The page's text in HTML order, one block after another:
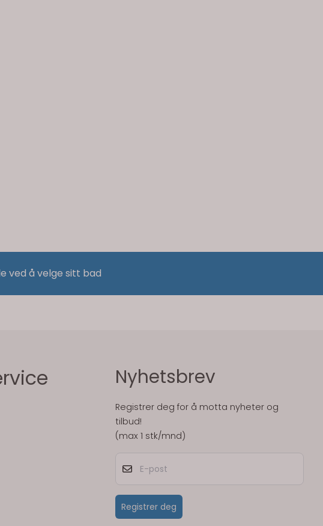
ved å velge sitt bad
Nyhetsbrev
Registrer deg for å motta nyheter og
tilbud!
(max 1 stk/mnd)
Registrer deg